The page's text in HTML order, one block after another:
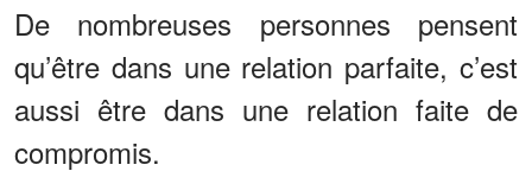
De nombreuses personnes pensent
qu’être dans une relation parfaite, c’est
aussi être dans une relation faite de
compromis.